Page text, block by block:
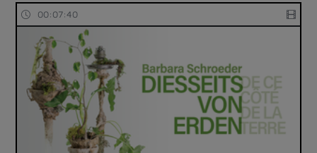
00:07:40